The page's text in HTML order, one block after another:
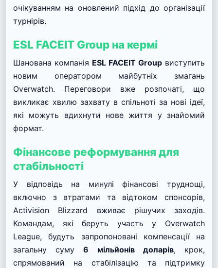
очікуванням на оновлений підхід до організації
турнірів.
ESL FACEIT Group на кермі
Шанована компанія ESL FACEIT Group виступить
новим оператором майбутніх змагань
Overwatch. Переговори вже розпочаті, що
викликає хвилю захвату в спільноті за нові ідеї,
які можуть вдихнути нове життя у знайомий
формат.
Фінансове реформування для
стабільності
У відповідь на минулі фінансові труднощі,
включно з втратами та відтоком спонсорів,
Activision Blizzard вживає рішучих заходів.
Командам, які беруть участь у Overwatch
League, будуть запропоновані компенсації на
загальну суму6 мільйонів доларів, крок,
спрямований на стабілізацію та підтримку